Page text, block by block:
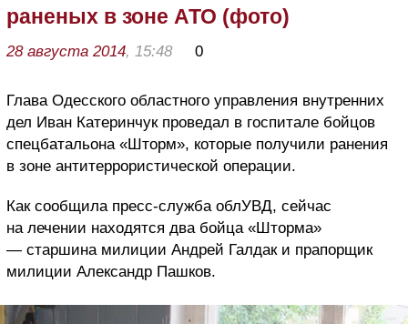
раненых в зоне АТО (фото)
28 августа 2014, 15:48 0
Глава Одесского областного управления внутренних
дел Иван Катеринчук проведал в госпитале бойцов
спецбатальона «Шторм», которые получили ранения
в зоне антитеррористической операции.
Как сообщила пресс-служба облУВД, сейчас
на лечении находятся два бойца «Шторма»
— старшина милиции Андрей Галдак и прапорщик
милиции Александр Пашков.